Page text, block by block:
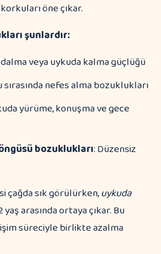
öne çıkar.
şunlardır:
veya uykuda kalma güçlüğü
sırasında nefes alma bozuklukları
yürüme, konuşma ve gece
bozuklukları: Düzensiz
çağda sık görülürken,uykuda
arasında ortaya çıkar. Bu
süreciyle birlikte azalma